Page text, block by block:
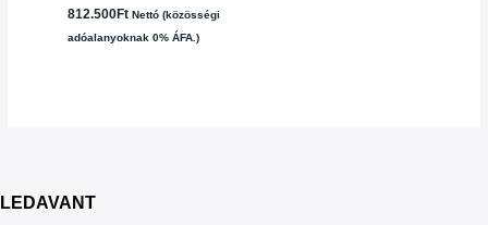
812.500Ft Nettó (közösségi
adóalanyoknak 0% ÁFA.)
LEDAVANT